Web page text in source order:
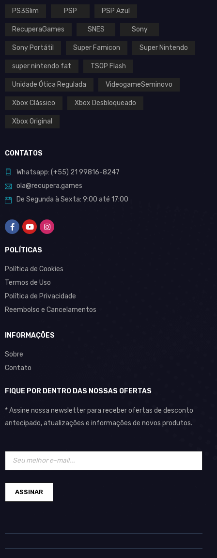
PS3Slim PSP PSP Azul
RecuperaGames SNES Sony
Sony Portátil Super Famicon Super Nintendo
super nintendo fat TSOP Flash
Unidade Ótica Regulada VideogameSeminovo
Xbox Clássico Xbox Desbloqueado
Xbox Original
CONTATOS
Whatsapp: (+55) 21 99816-8247
ola@recupera.games
De Segunda à Sexta: 9:00 até 17:00
POLÍTICAS
Política de Cookies
Termos de Uso
Política de Privacidade
Reembolso e Cancelamentos
INFORMAÇÕES
Sobre
Contato
FIQUE POR DENTRO DAS NOSSAS OFERTAS
* Assine nossa newsletter para receber ofertas de desconto
antecipado, atualizações e informações de novos produtos.